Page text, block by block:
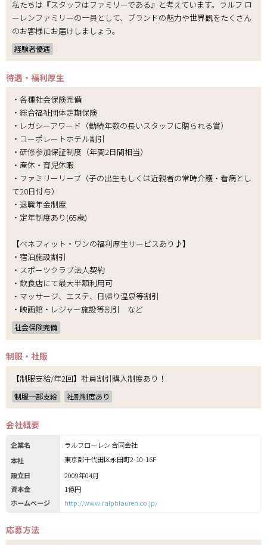
私たちは『スタッフはファミリーである』と考えています。ラルフ ロ
ーレンファミリーの一員として、ブランドの魅力や世界観をたくさん
のお客様にお届けしましょう。
経験者優遇
待遇・福利厚生
・各種社会保険完備
・総合福祉団体定期保険
・レガシーアワード（勤続年数の長いスタッフに贈られる賞）
・コーポレートホテル割引
・研修参加保証制度（年間2日間相当）
・産休・育児休暇
・ファミリーリーブ（子の出生もしくは近親者の常時介護・看病とし
て20日付与）
・退職年金制度
・定年制度あり(65歳)
【ベネフィット・ワンの福利厚生サービスあり♪】
・宿泊施設割引
・スポーツクラブ法人契約
・飲食店にて最大半額利用可
・マッサージ、エステ、日帰り温泉等割引
・映画館・レジャー施設等割引 など
社会保険完備
制服・社販
【制服支給/年2回】社員割引購入制度あり！
制服一部支給 社割制度あり
会社概要
企業名
ラルフローレン 合同会社
本社
東京都千代田区永田町2-10-16F
設立日
2009年04月
資本金
1億円
ホームページ
http://www.ralphlauren.co.jp/
応募方法